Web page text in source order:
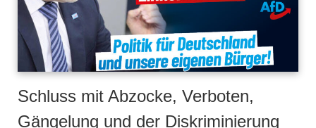
Schluss mit Abzocke, Verboten,
Gängelung und der Diskriminierung